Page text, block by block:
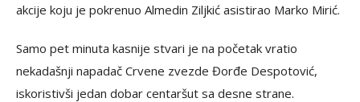
akcije koju je pokrenuo Almedin Ziljkić asistirao Marko Mirić.
Samo pet minuta kasnije stvari je na početak vratio
nekadašnji napadač Crvene zvezde Đorđe Despotović,
iskoristivši jedan dobar centaršut sa desne strane.